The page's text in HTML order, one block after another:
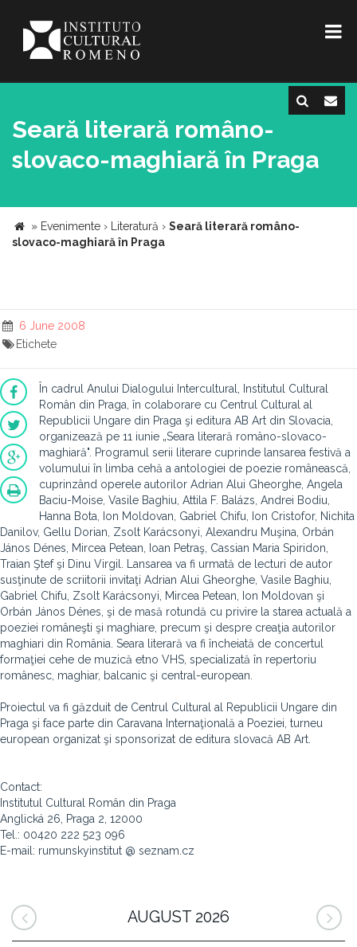
Seară literară româno-
slovaco-maghiară în Praga
» Evenimente › Literatură › Seară literară româno-
slovaco-maghiară în Praga
6 June 2008
Etichete
În cadrul Anului Dialogului Intercultural, Institutul Cultural
Român din Praga, în colaborare cu Centrul Cultural al
Republicii Ungare din Praga şi editura AB Art din Slovacia,
organizează pe 11 iunie „Seara literară româno-slovaco-
maghiară". Programul serii literare cuprinde lansarea festivă a
volumului în limba cehă a antologiei de poezie românească,
cuprinzând operele autorilor Adrian Alui Gheorghe, Angela
Baciu-Moise, Vasile Baghiu, Attila F. Balázs, Andrei Bodiu,
Hanna Bota, Ion Moldovan, Gabriel Chifu, Ion Cristofor, Nichita
Danilov, Gellu Dorian, Zsolt Karácsonyi, Alexandru Muşina, Orbán
János Dénes, Mircea Petean, Ioan Petraş, Cassian Maria Spiridon,
Traian Ştef şi Dinu Virgil. Lansarea va fi urmată de lecturi de autor
susţinute de scriitorii invitaţi Adrian Alui Gheorghe, Vasile Baghiu,
Gabriel Chifu, Zsolt Karácsonyi, Mircea Petean, Ion Moldovan şi
Orbán János Dénes, şi de masă rotundă cu privire la starea actuală a
poeziei româneşti şi maghiare, precum şi despre creaţia autorilor
maghiari din România. Seara literară va fi încheiată de concertul
formaţiei cehe de muzică etno VHS, specializată în repertoriu
românesc, maghiar, balcanic şi central-european.
Proiectul va fi găzduit de Centrul Cultural al Republicii Ungare din
Praga şi face parte din Caravana Internaţională a Poeziei, turneu
european organizat şi sponsorizat de editura slovacă AB Art.
Contact:
Institutul Cultural Român din Praga
Anglická 26, Praga 2, 12000
Tel.: 00420 222 523 096
E-mail: rumunskyinstitut @ seznam.cz
AUGUST 2026